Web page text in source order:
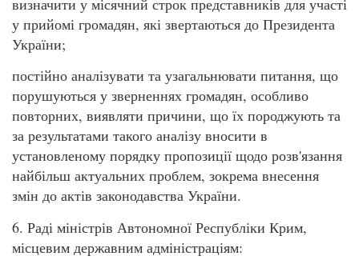
визначити у місячний строк представників для участі
у прийомі громадян, які звертаються до Президента
України;
постійно аналізувати та узагальнювати питання, що
порушуються у зверненнях громадян, особливо
повторних, виявляти причини, що їх породжують та
за результатами такого аналізу вносити в
установленому порядку пропозиції щодо розв'язання
найбільш актуальних проблем, зокрема внесення
змін до актів законодавства України.
6. Раді міністрів Автономної Республіки Крим,
місцевим державним адміністраціям: